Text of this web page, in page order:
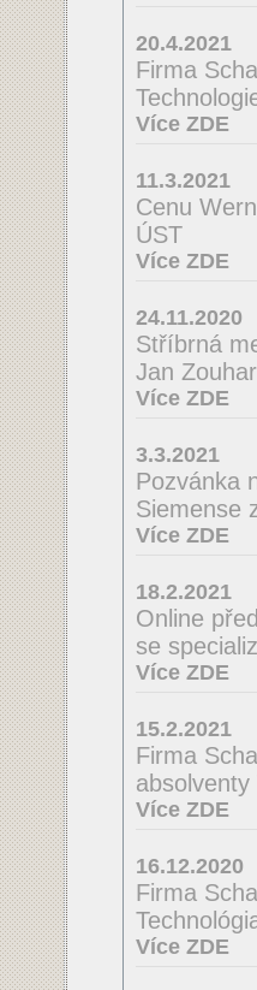
20.4.2021
Firma
Více ZDE
11.3.2021
Cenu
ÚST
Více ZDE
24.11.2020
Stříbrná
Jan
Více ZDE
3.3.2021
Pozvánka
Siemense
Více ZDE
18.2.2021
Online
se
Více ZDE
15.2.2021
Firma
Více ZDE
16.12.2020
Firma
Více ZDE